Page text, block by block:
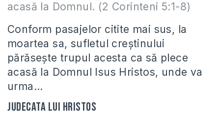
acasă la Domnul. (2 Corinteni 5:1-8)
Conform pasajelor citite mai sus, la
moartea sa, sufletul creştinului
părăseşte trupul acesta ca să plece
acasă la Domnul Isus Hristos, unde va
urma…
Judecata lui Hristos